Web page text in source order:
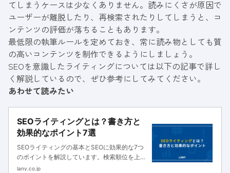
てしまうケースは少なくありません。読みにくさが原因で
ユーザーが離脱したり、再検索されたりしてしまうと、コ
ンテンツの評価が落ちることもあります。
最低限の執筆ルールを定めておき、常に読み物としても質
の高いコンテンツを制作できるようにしましょう。
SEOを意識したライティングについては以下の記事で詳し
く解説しているので、ぜひ参考にしてみてください。
あわせて読みたい
SEOライティングとは？書き方と
効果的なポイント7選
SEOライティングの基本とSEOに効果的な7つ
のポイントを解説しています。検索順位を上げ
るには、SEOを意識した書き方を実践すること
lany.co.jp